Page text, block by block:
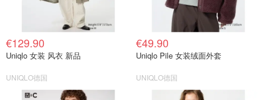
€129.90
Uniqlo 女装 风衣 新品
UNIQLO德国
€49.90
Uniqlo Pile 女装绒面外套
UNIQLO德国